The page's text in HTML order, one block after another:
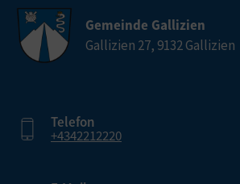
Gemeinde Gallizien
Gallizien 27, 9132 Gallizien
Telefon
+4342212220